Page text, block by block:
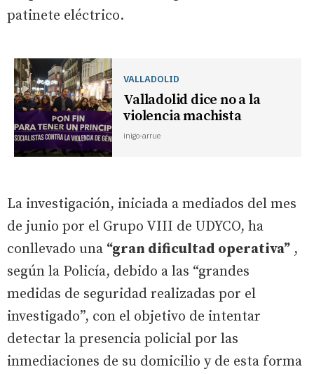
patinete eléctrico.
VALLADOLID
Valladolid dice no a la
violencia machista
inigo-arrue
La investigación, iniciada a mediados del mes
de junio por el Grupo VIII de UDYCO, ha
conllevado una “gran dificultad operativa” ,
según la Policía, debido a las “grandes
medidas de seguridad realizadas por el
investigado”, con el objetivo de intentar
detectar la presencia policial por las
inmediaciones de su domicilio y de esta forma